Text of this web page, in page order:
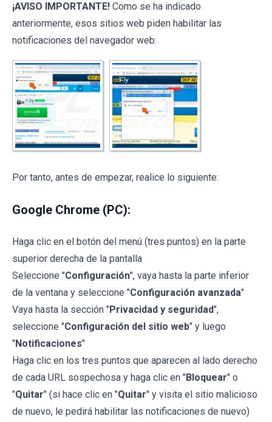
¡AVISO IMPORTANTE! Como se ha indicado
anteriormente, esos sitios web piden habilitar las
notificaciones del navegador web:
Por tanto, antes de empezar, realice lo siguiente:
Google Chrome (PC):
Haga clic en el botón del menú (tres puntos) en la parte
superior derecha de la pantalla
Seleccione "Configuración", vaya hasta la parte inferior
de la ventana y seleccione "Configuración avanzada"
Vaya hasta la sección "Privacidad y seguridad",
seleccione "Configuración del sitio web" y luego
"Notificaciones"
Haga clic en los tres puntos que aparecen al lado derecho
de cada URL sospechosa y haga clic en "Bloquear" o
"Quitar" (si hace clic en "Quitar" y visita el sitio malicioso
de nuevo, le pedirá habilitar las notificaciones de nuevo)